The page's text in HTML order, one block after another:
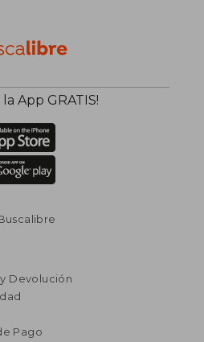
App GRATIS!
Devolución
Pago